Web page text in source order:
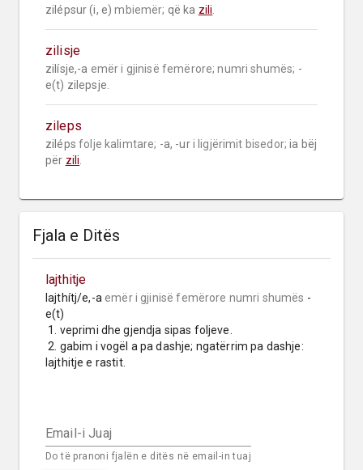
zilépsur (i, e) mbiemër; që ka zili
zilisje
zilísje,-a emër i gjinisë femërore; numri shumës; -
e(t) zilepsje.
zileps
ziléps folje kalimtare; -a, -ur i ligjërimit bisedor; ia bëj
për zili
Fjala e Ditës
lajthitje
lajthítj/e,-a emër i gjinisë femërore numri shumës -
e(t)
2. gabim i vogël a pa dashje; ngatërrim pa dashje:
lajthitje e rastit.
Email-i Juaj
Do të pranoni fjalën e ditës në email-in tuaj